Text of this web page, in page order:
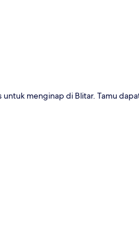
menginap di Blitar. Tamu